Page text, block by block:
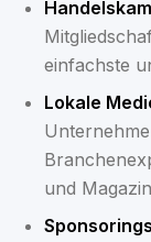
einfachste
Lokale
und